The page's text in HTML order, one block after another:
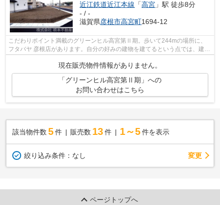
近江鉄道近江本線 「高宮 」駅 徒歩8分
- / -
滋賀県彦根市高宮町1694-12
こだわりポイント満載のグリーンヒル高宮第Ⅱ期。歩いて244mの場所に、
フタバヤ 彦根店があります。自分の好みの建物を建てるという点では、建築
条件のない土地がイチオシですよ。東海...
現在販売物件情報がありません。
「グリーンヒル高宮第Ⅱ期」への
お問い合わせはこちら
該当物件数 5件 販売数 13 件 1～5 件を表示
絞り込み条件： なし 変更
ページトップへ